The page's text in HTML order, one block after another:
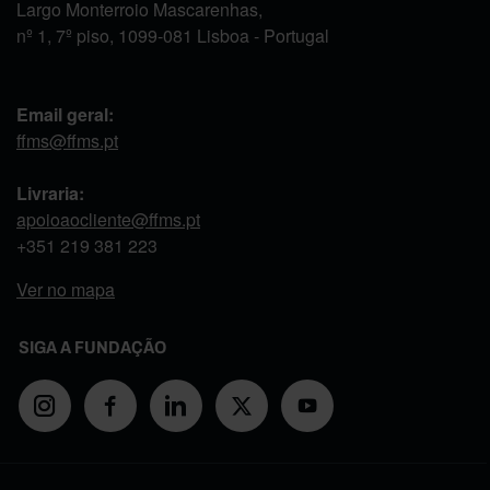
Largo Monterroio Mascarenhas,
nº 1, 7º piso, 1099-081 Lisboa - Portugal
Email geral:
ffms@ffms.pt
Livraria:
apoioaocliente@ffms.pt
+351 219 381 223
Ver no mapa
SIGA A FUNDAÇÃO